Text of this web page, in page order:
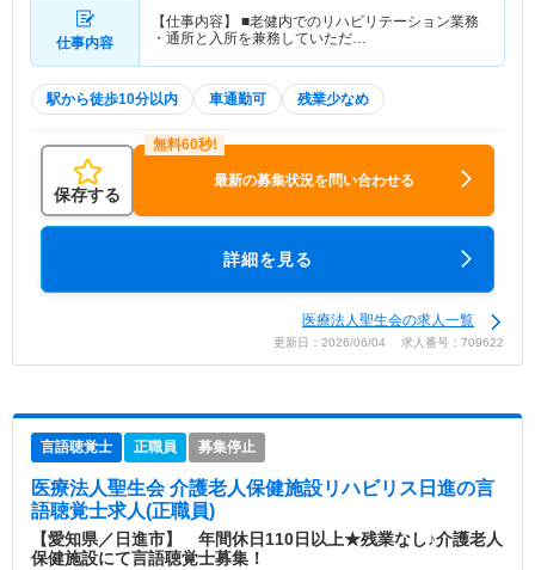
仕事内容
【仕事内容】 ■老健内でのリハビリテーション業務
・通所と入所を兼務していただ…
駅から徒歩10分以内 車通勤可 残業少なめ
保存する
最新の募集状況を問い合わせる
詳細を見る
医療法人聖生会の求人一覧
更新日：2026/06/04 求人番号：709622
言語聴覚士 正職員 募集停止
医療法人聖生会 介護老人保健施設リハビリス日進の言
語聴覚士求人(正職員)
【愛知県／日進市】 年間休日110日以上★残業なし♪介護老人
保健施設にて言語聴覚士募集！